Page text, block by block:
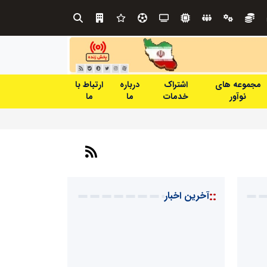
مجموعه های
نوآور
اشتراک
خدمات
درباره
ما
ارتباط با
ما
::آخرین اخبار